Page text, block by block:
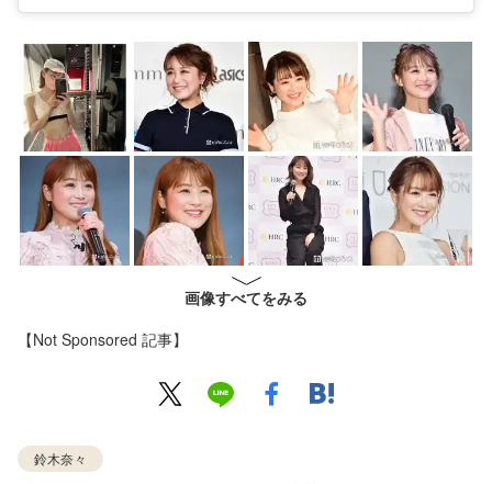
画像すべてをみる
【Not Sponsored 記事】
鈴木奈々